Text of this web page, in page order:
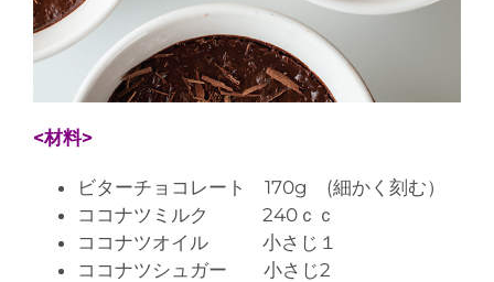
<材料>
ビターチョコレート 170g (細かく刻む）
ココナツミルク 240ｃｃ
ココナツオイル 小さじ１
ココナツシュガー 小さじ2